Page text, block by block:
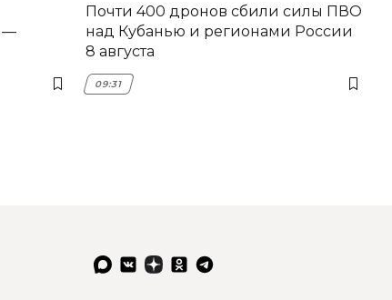
Почти 400 дронов сбили силы ПВО
над Кубанью и регионами России
8 августа
09:31